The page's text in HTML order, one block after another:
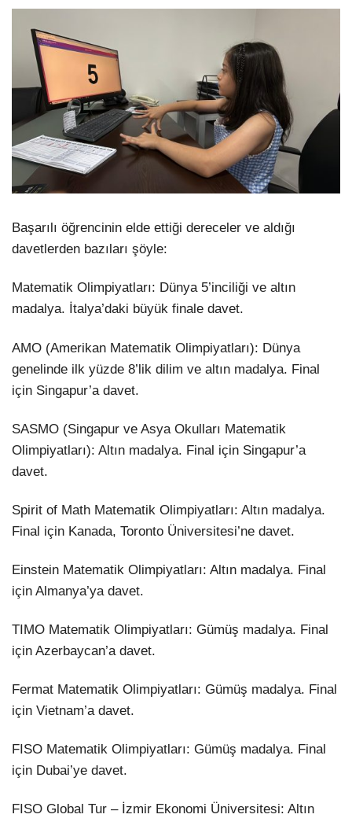
Başarılı öğrencinin elde ettiği dereceler ve aldığı
davetlerden bazıları şöyle:
Matematik Olimpiyatları: Dünya 5’inciliği ve altın
madalya. İtalya’daki büyük finale davet.
AMO (Amerikan Matematik Olimpiyatları): Dünya
genelinde ilk yüzde 8’lik dilim ve altın madalya. Final
için Singapur’a davet.
SASMO (Singapur ve Asya Okulları Matematik
Olimpiyatları): Altın madalya. Final için Singapur’a
davet.
Spirit of Math Matematik Olimpiyatları: Altın madalya.
Final için Kanada, Toronto Üniversitesi’ne davet.
Einstein Matematik Olimpiyatları: Altın madalya. Final
için Almanya’ya davet.
TIMO Matematik Olimpiyatları: Gümüş madalya. Final
için Azerbaycan’a davet.
Fermat Matematik Olimpiyatları: Gümüş madalya. Final
için Vietnam’a davet.
FISO Matematik Olimpiyatları: Gümüş madalya. Final
için Dubai’ye davet.
FISO Global Tur – İzmir Ekonomi Üniversitesi: Altın